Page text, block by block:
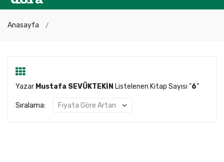
Anasayfa
Yazar Mustafa SEVÜKTEKİN Listelenen Kitap Sayısı "6"
Sıralama: